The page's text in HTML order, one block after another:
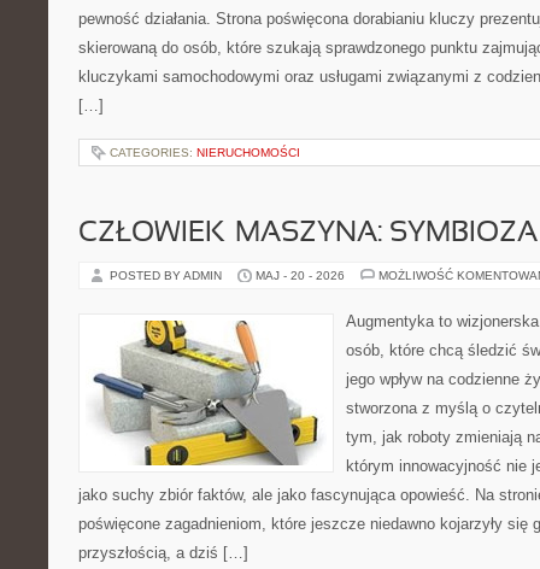
pewność działania. Strona poświęcona dorabianiu kluczy
skierowaną do osób, które szukają sprawdzonego punktu
kluczykami samochodowymi oraz usługami związanymi z
[…]
CATEGORIES: NIERUCHOMOŚCI
CZŁOWIEK–MASZYNA: SYMBIOZA
POSTED BY ADMIN MAJ - 20 - 2026 MOŻLIWOŚĆ
Augmentyka to
osób, które chcą śledzić
jego wpływ na codzienne
stworzona z myślą o
tym, jak roboty zmieniają
którym innowacyjność nie
jako suchy zbiór faktów, ale jako fascynująca opowieść. Na
poświęcone zagadnieniom, które jeszcze niedawno kojarzyły się
przyszłością, a dziś […]